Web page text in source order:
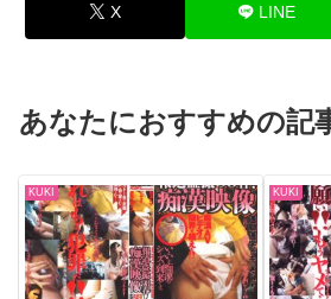
X LINE
あなたにおすすめの記
KUKI KUKI